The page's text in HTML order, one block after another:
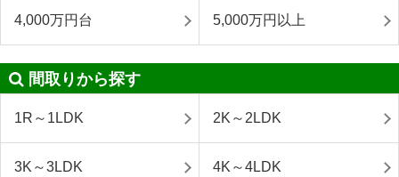
4,000万円台 5,000万円以上
間取りから探す
1R～1LDK 2K～2LDK
3K～3LDK 4K～4LDK